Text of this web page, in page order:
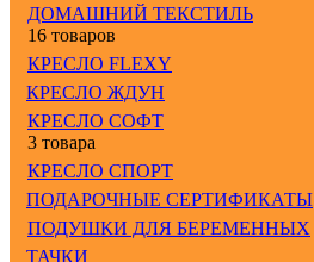
ДОМАШНИЙ ТЕКСТИЛЬ
16 товаров
КРЕСЛО FLEXY
КРЕСЛО ЖДУН
КРЕСЛО СОФТ
3 товара
КРЕСЛО СПОРТ
ПОДАРОЧНЫЕ СЕРТИФИКАТЫ
ПОДУШКИ ДЛЯ БЕРЕМЕННЫХ
ТАЧКИ